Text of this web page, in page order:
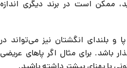
ممکن است در برند دیگری اندازه
و بلندای انگشتان نیز می‌تواند در
باشد. برای مثال اگر پاهای عریضی